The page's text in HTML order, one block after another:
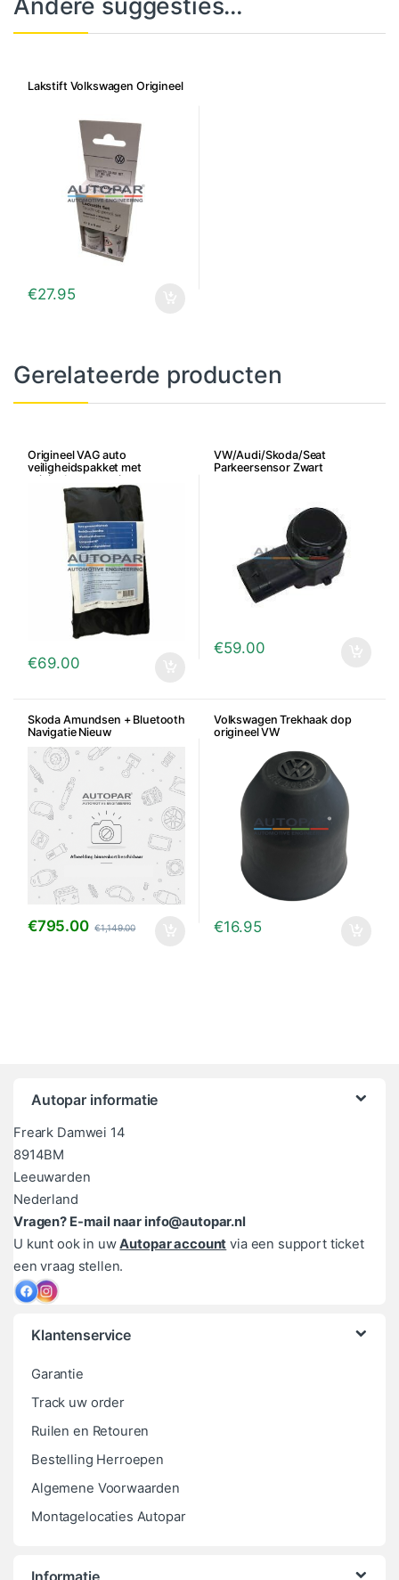
Lakstift Volkswagen Origineel
€27.95
Gerelateerde producten
Origineel VAG auto
veiligheidspakket met
originele accessoires
€69.00
VW/Audi/Skoda/Seat
Parkeersensor Zwart
€59.00
Skoda Amundsen + Bluetooth
Navigatie Nieuw
€795.00 €1,149.00
Volkswagen Trekhaak dop
origineel VW
€16.95
Autopar informatie
Freark Damwei 14
8914BM
Leeuwarden
Nederland
Vragen? E-mail naar info@autopar.nl
U kunt ook in uwAutopar account via een support ticket
een vraag stellen.
Klantenservice
Garantie
Track uw order
Ruilen en Retouren
Bestelling Herroepen
Algemene Voorwaarden
Montagelocaties Autopar